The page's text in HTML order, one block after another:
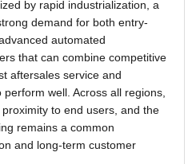
by rapid industrialization, a
demand for both entry-
automated
that can combine competitive
aftersales service and
well. Across all regions,
to end users, and the
remains a common
and long-term customer